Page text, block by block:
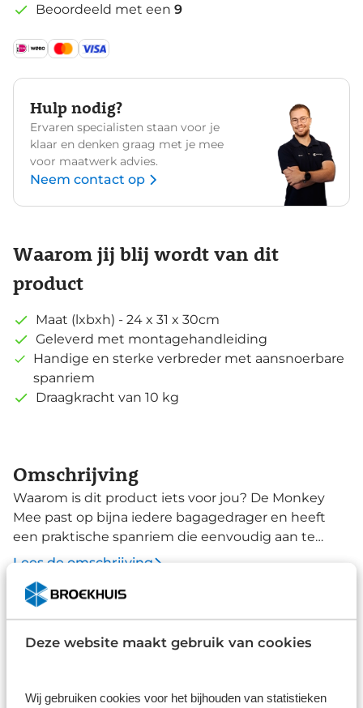
Deze website maakt gebruik van cookies
Wij gebruiken cookies voor het bijhouden van statistieken
Beoordeeld met een 9
Hulp nodig?
Ervaren specialisten staan voor je
klaar en denken graag met je mee
voor maatwerk advies.
Neem contact op
Waarom jij blij wordt van dit
product
Maat (lxbxh) - 24 x 31 x 30cm
Geleverd met montagehandleiding
Handige en sterke verbreder met aansnoerbare
spanriem
Draagkracht van 10 kg
Omschrijving
Waarom is dit product iets voor jou? De Monkey
Mee past op bijna iedere bagagedrager en heeft
een praktische spanriem die eenvoudig aan te
snoeren is. Zo kun je jouw schooltas gemakkelijk
ontworpen in samenwerking met tassenfabrikant
schooltas. Dit weldoordachte item is dan ook bijna
onmisbaar voor schoolgaande jeugd. Lange
Geen probleem, de Monkey Mee kan zo'n 10 kg.
Lees de omschrijving
Specificaties
Merk